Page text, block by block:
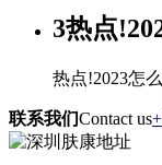
3热点
热点!2023怎
联系我们Contact us